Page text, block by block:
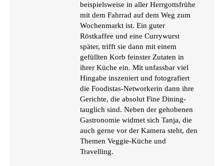
beispielsweise in aller Herrgottsfrühe
mit dem Fahrrad auf dem Weg zum
Wochenmarkt ist. Ein guter
Röstkaffee und eine Currywurst
später, trifft sie dann mit einem
gefüllten Korb feinster Zutaten in
ihrer Küche ein. Mit unfassbar viel
Hingabe inszeniert und fotografiert
die Foodistas-Networkerin dann ihre
Gerichte, die absolut Fine Dining-
tauglich sind. Neben der gehobenen
Gastronomie widmet sich Tanja, die
auch gerne vor der Kamera steht, den
Themen Veggie-Küche und
Travelling.